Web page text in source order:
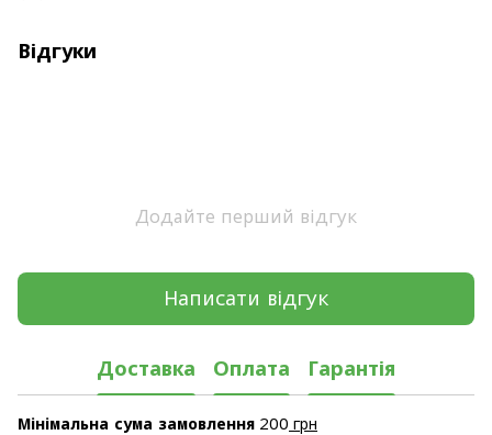
Відгуки
Додайте перший відгук
Написати відгук
Доставка Оплата Гарантія
Мінімальна сума замовлення 200 грн